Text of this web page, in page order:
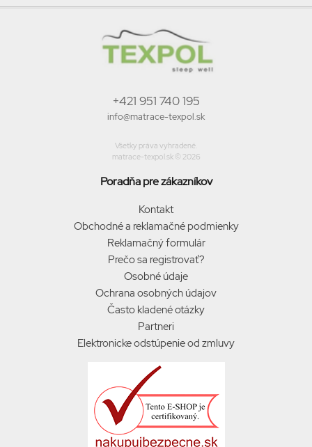
+421 951 740 195
info@matrace-texpol.sk
Všetky práva vyhradené.
matrace-texpol.sk © 2026
Poradňa pre zákazníkov
Kontakt
Obchodné a reklamačné podmienky
Reklamačný formulár
Prečo sa registrovať?
Osobné údaje
Ochrana osobných údajov
Často kladené otázky
Partneri
Elektronicke odstúpenie od zmluvy